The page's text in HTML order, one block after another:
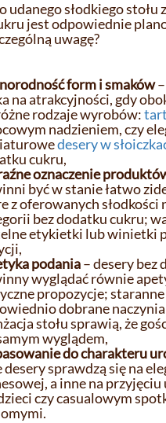
udanego słodkiego stołu
jest odpowiednie
uwagę?
form i smaków–
na atrakcyjności, gdy
rodzaje wyrobów:
nadzieniem, czy
desery w
cukru,
oznaczenie
być w stanie łatwo
z oferowanych słodkości
bez dodatku cukru;
etykietki lub winietki
podania– desery bez
wyglądać równie
propozycje;
dobrane
stołu sprawią, że
wyglądem,
do charakteru
desery sprawdzą się na
a inne na
czy casualowym